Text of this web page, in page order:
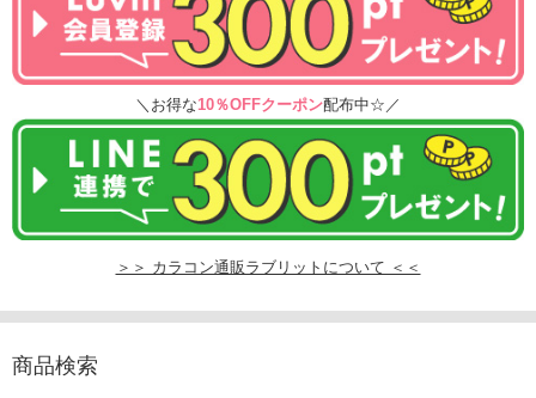
＼お得な10％OFFクーポン配布中☆／
＞＞ カラコン通販ラブリットについて ＜＜
商品検索